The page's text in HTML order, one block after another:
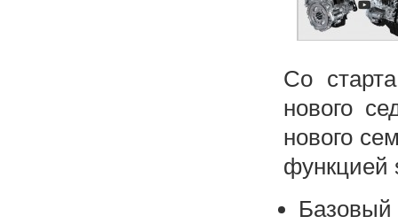
Со
нового
нового
функцией